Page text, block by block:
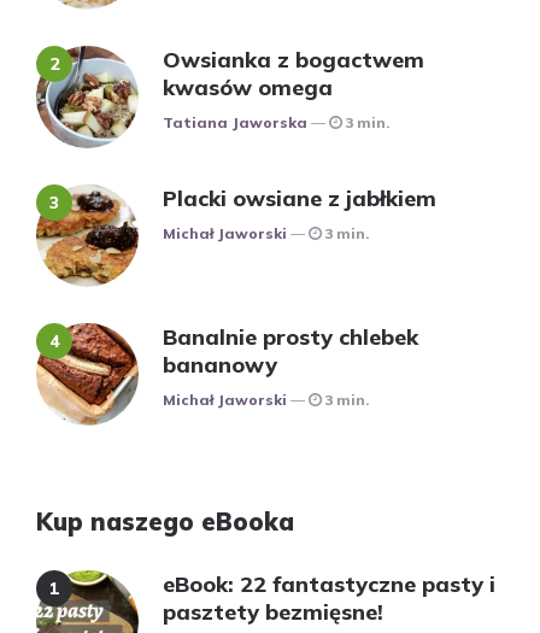
Owsianka z bogactwem
kwasów omega
Posted
Tatiana Jaworska 3 min.
Placki owsiane z jabłkiem
Posted
Michał Jaworski 3 min.
Banalnie prosty chlebek
bananowy
Posted
Michał Jaworski 3 min.
Kup naszego eBooka
eBook: 22 fantastyczne pasty i
pasztety bezmięsne!